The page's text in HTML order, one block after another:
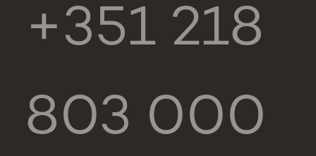
+351 218
803 000